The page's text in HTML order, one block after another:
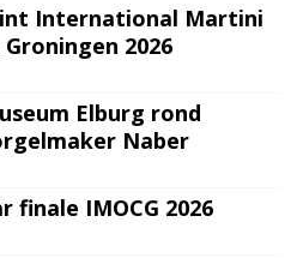
International Martini
2026
Elburg rond
Naber
finale IMOCG 2026